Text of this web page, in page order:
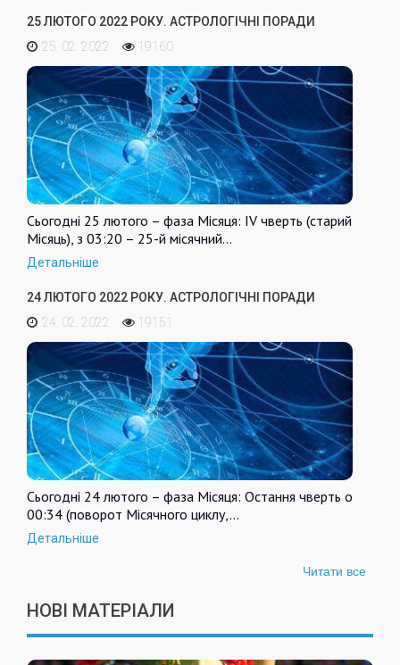
25 ЛЮТОГО 2022 РОКУ. АСТРОЛОГІЧНІ ПОРАДИ
25. 02. 2022
19160
Сьогодні 25 лютого – фаза Місяця: IV чверть (старий
Місяць), з 03:20 – 25-й місячний…
Детальніше
24 ЛЮТОГО 2022 РОКУ. АСТРОЛОГІЧНІ ПОРАДИ
24. 02. 2022
19151
Сьогодні 24 лютого – фаза Місяця: Остання чверть о
00:34 (поворот Місячного циклу,…
Детальніше
Читати все
НОВІ МАТЕРІАЛИ